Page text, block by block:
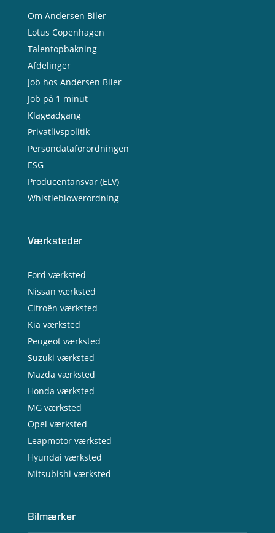
Om Andersen Biler
Lotus Copenhagen
Talentopbakning
Afdelinger
Job hos Andersen Biler
Job på 1 minut
Klageadgang
Privatlivspolitik
Persondataforordningen
ESG
Producentansvar (ELV)
Whistleblowerordning
Værksteder
Ford værksted
Nissan værksted
Citroën værksted
Kia værksted
Peugeot værksted
Suzuki værksted
Mazda værksted
Honda værksted
MG værksted
Opel værksted
Leapmotor værksted
Hyundai værksted
Mitsubishi værksted
Bilmærker